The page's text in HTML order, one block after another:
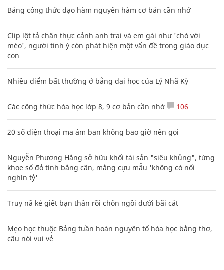
Bảng công thức đạo hàm nguyên hàm cơ bản cần nhớ
Clip lột tả chân thực cảnh anh trai và em gái như 'chó với
mèo', người tinh ý còn phát hiện một vấn đề trong giáo dục
con
Nhiều điểm bất thường ở bằng đại học của Lý Nhã Kỳ
Các công thức hóa học lớp 8, 9 cơ bản cần nhớ 106
20 số điện thoại ma ám bạn không bao giờ nên gọi
Nguyễn Phương Hằng sở hữu khối tài sản "siêu khủng", từng
khoe sổ đỏ tính bằng cân, mắng cựu mẫu 'không có nổi
nghìn tỷ'
Truy nã kẻ giết bạn thân rồi chôn ngồi dưới bãi cát
Mẹo học thuộc Bảng tuần hoàn nguyên tố hóa học bằng thơ,
câu nói vui vẻ